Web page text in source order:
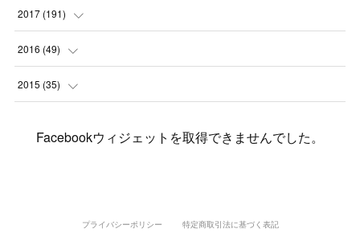
(1)
(5)
(8)
(8)
(6)
(3)
(3)
(3)
(7)
(4
(6)
(2)
(6
(7
(15)
(6)
(12 )
(7
2017 (191)
(12 )
(11 )
2016 (49)
(2
2015 (35)
Facebookウィジェットを取得できませんでした。
プライバシーポリシー 特定商取引法に基づく表記